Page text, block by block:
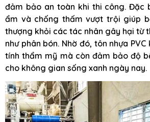
đảm bảo an toàn khi thi công. Đặc
ẩm và chống thấm vượt trội giúp
thượng khỏi các tác nhân gây hại từ
như phân bón. Nhờ đó, tôn nhựa
tính thẩm mỹ mà còn đảm bảo độ
cho không gian sống xanh ngày nay.